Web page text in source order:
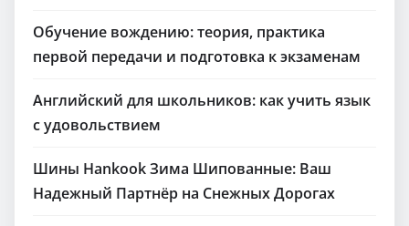
Обучение вождению: теория, практика
первой передачи и подготовка к экзаменам
Английский для школьников: как учить язык
с удовольствием
Шины Hankook Зима Шипованные: Ваш
Надежный Партнёр на Снежных Дорогах